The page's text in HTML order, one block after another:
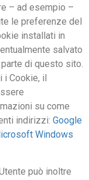
– ad esempio –
le preferenze del
installati in
salvato
di questo sito.
Cookie, il
su come
indirizzi: Google
Windows
può inoltre